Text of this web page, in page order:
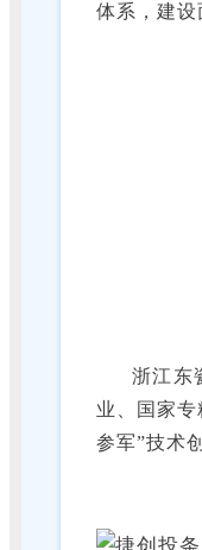
体系，建设
浙江东瓷
业、国家
参军”技术